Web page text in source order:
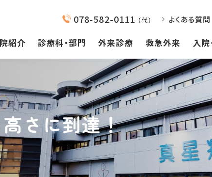
078-582-0111 （代） よくある質問
紹介 診療科・部門 外来診療 救急外来 入院
さに到達！